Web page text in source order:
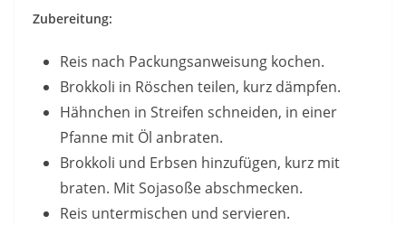
Zubereitung:
Reis nach Packungsanweisung kochen.
Brokkoli in Röschen teilen, kurz dämpfen.
Hähnchen in Streifen schneiden, in einer
Pfanne mit Öl anbraten.
Brokkoli und Erbsen hinzufügen, kurz mit
braten. Mit Sojasoße abschmecken.
Reis untermischen und servieren.